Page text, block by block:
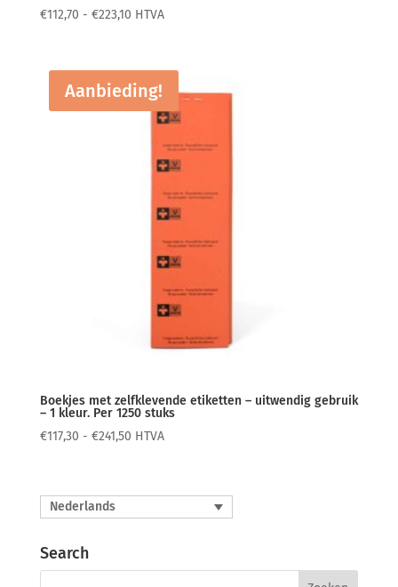
€112,70 - €223,10Prijsklasse:
€223,10
HTVA
Aanbieding!
Boekjes met zelfklevende etiketten – uitwendig gebruik
– 1 kleur. Per 1250 stuks
€117,30 - €241,50Prijsklasse:
€241,50
HTVA
Nederlands
Search